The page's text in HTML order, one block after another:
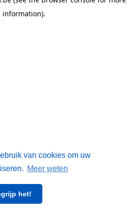
van cookies om uw
Meer weten
het!
information).